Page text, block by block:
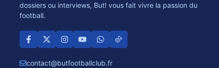
dossiers ou interviews, But! vous fait vivre la passion du
football.
contact@butfootballclub.fr